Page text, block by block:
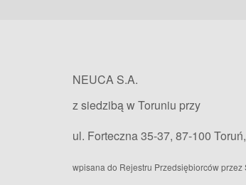
NEUCA S.A.
z siedzibą w Toruniu przy
ul. Forteczna 35-37, 87-100 Toruń,
wpisana do Rejestru Przedsiębiorców przez